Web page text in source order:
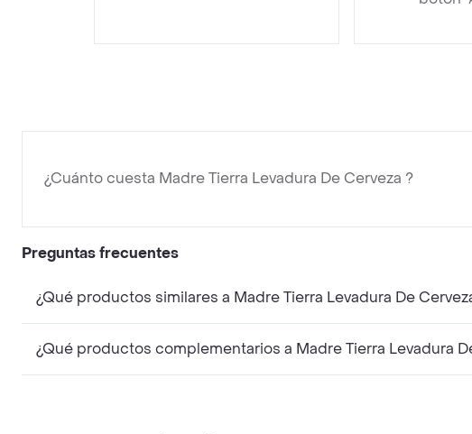
¿Cuánto cuesta Madre Tierra Levadura De Cerveza ?
Preguntas frecuentes